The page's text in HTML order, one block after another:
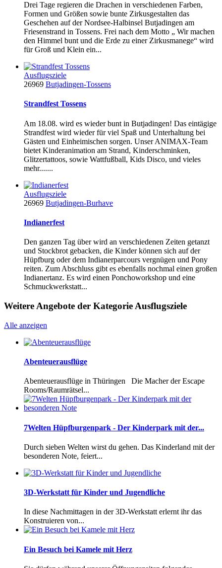
Drei Tage regieren die Drachen in verschiedenen Farben,
Formen und Größen sowie bunte Zirkusgestalten das
Geschehen auf der Nordsee-Halbinsel Butjadingen am
Friesenstrand in Tossens. Frei nach dem Motto „ Wir machen
den Himmel bunt und die Erde zu einer Zirkusmanege“ wird
für Groß und Klein ein...
Ausflugsziele
26969 Butjadingen-Tossens
Strandfest Tossens
Am 18.08. wird es wieder bunt in Butjadingen! Das eintägige
Strandfest wird wieder für viel Spaß und Unterhaltung bei
Gästen und Einheimischen sorgen. Unser ANIMAX-Team
bietet Kinderanimation am Strand, Kinderschminken,
Glitzertattoos, sowie Wattfußball, Kids Disco, und vieles
mehr.......
Ausflugsziele
26969 Butjadingen-Burhave
Indianerfest
Den ganzen Tag über wird an verschiedenen Zeiten getanzt
und Stockbrot gebacken, die Kinder können sich auf der
Hüpfburg oder dem Indianerparcours vergnügen und Pony
reiten. Zum Abschluss gibt es ebenfalls nochmal einen großen
Indianertanz. Es wird einen Ponchoworkshop und eine
Schmuckwerkstatt...
Weitere Angebote der Kategorie Ausflugsziele
Alle anzeigen
Abenteuerausflüge
Abenteuerausflüge in Thüringen Die Macher der Escape
Rooms/Raumrätsel...
7Welten Hüpfburgenpark - Der Kinderpark mit der...
Durch sieben Welten wirst du gehen. Das Kinderland mit der
besonderen Note, feiert...
3D-Werkstatt für Kinder und Jugendliche
In diese Nachmittagen in der 3D-Werkstatt erlernt ihr das
Konstruieren von...
Ein Besuch bei Kamele mit Herz